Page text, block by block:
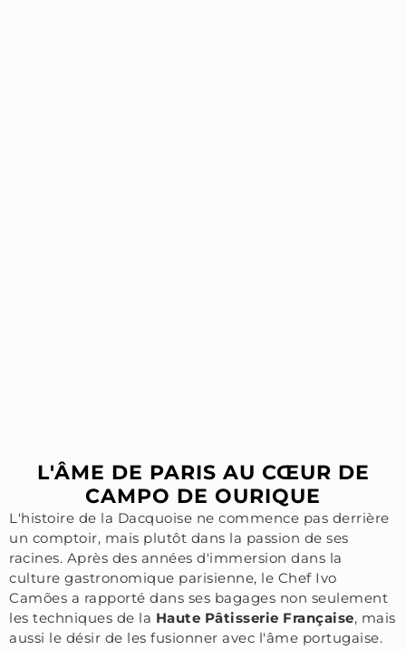
L'ÂME DE PARIS AU CŒUR DE
CAMPO DE OURIQUE
L'histoire de la Dacquoise ne commence pas derrière
un comptoir, mais plutôt dans la passion de ses
racines. Après des années d'immersion dans la
culture gastronomique parisienne, le Chef Ivo
Camões a rapporté dans ses bagages non seulement
les techniques de la Haute Pâtisserie Française, mais
aussi le désir de les fusionner avec l'âme portugaise.